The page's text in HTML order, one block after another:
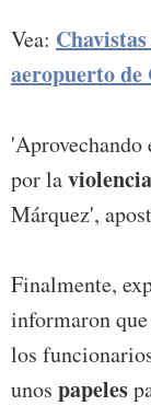
Vea:
aeropuerto de
'Aprovechando
por laviolencia
Márquez',
Finalmente,
informaron
los
unos papeles